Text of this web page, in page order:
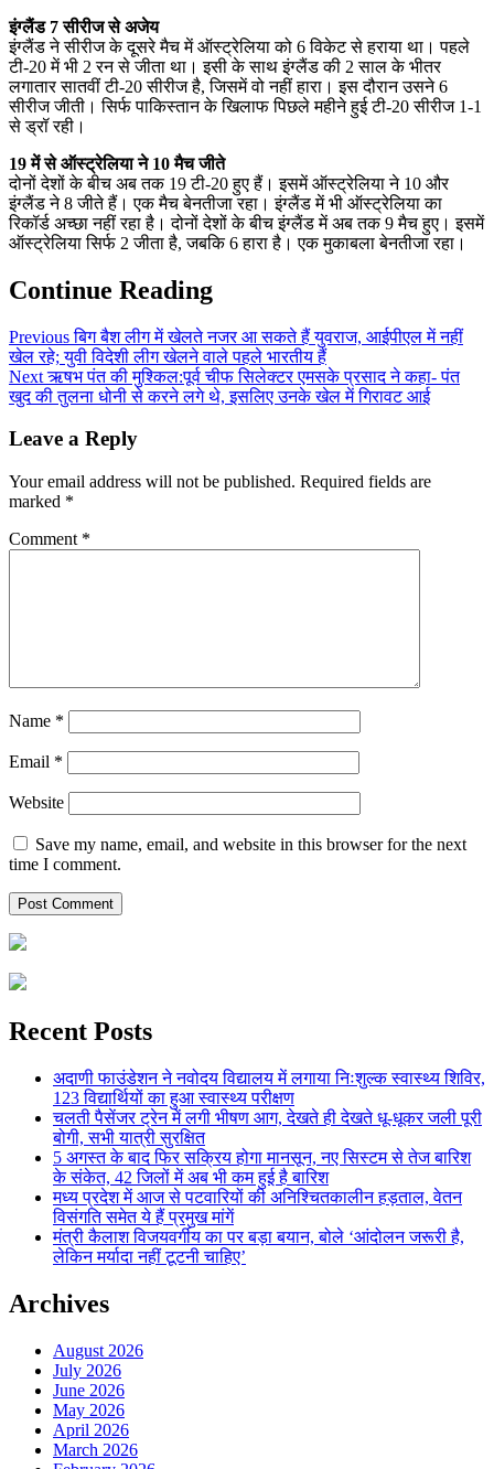
इंग्लैंड 7 सीरीज से अजेय
इंग्लैंड ने सीरीज के दूसरे मैच में ऑस्ट्रेलिया को 6 विकेट से हराया था। पहले
टी-20 में भी 2 रन से जीता था। इसी के साथ इंग्लैंड की 2 साल के भीतर
लगातार सातवीं टी-20 सीरीज है, जिसमें वो नहीं हारा। इस दौरान उसने 6
सीरीज जीती। सिर्फ पाकिस्तान के खिलाफ पिछले महीने हुई टी-20 सीरीज 1-1
से ड्रॉ रही।
19 में से ऑस्ट्रेलिया ने 10 मैच जीते
दोनों देशों के बीच अब तक 19 टी-20 हुए हैं। इसमें ऑस्ट्रेलिया ने 10 और
इंग्लैंड ने 8 जीते हैं। एक मैच बेनतीजा रहा। इंग्लैंड में भी ऑस्ट्रेलिया का
रिकॉर्ड अच्छा नहीं रहा है। दोनों देशों के बीच इंग्लैंड में अब तक 9 मैच हुए। इसमें
ऑस्ट्रेलिया सिर्फ 2 जीता है, जबकि 6 हारा है। एक मुकाबला बेनतीजा रहा।
Continue Reading
Previousबिग बैश लीग में खेलते नजर आ सकते हैं युवराज, आईपीएल में नहीं
खेल रहे; युवी विदेशी लीग खेलने वाले पहले भारतीय हैं
Nextऋषभ पंत की मुश्किल:पूर्व चीफ सिलेक्टर एमसके प्रसाद ने कहा- पंत
खुद की तुलना धोनी से करने लगे थे, इसलिए उनके खेल में गिरावट आई
Leave a Reply
Your email address will not be published. Required fields are
marked *
Comment *
Name *
Email *
Website
Save my name, email, and website in this browser for the next
time I comment.
Recent Posts
अदाणी फाउंडेशन ने नवोदय विद्यालय में लगाया निःशुल्क स्वास्थ्य शिविर,
123 विद्यार्थियों का हुआ स्वास्थ्य परीक्षण
चलती पैसेंजर ट्रेन में लगी भीषण आग, देखते ही देखते धू-धूकर जली पूरी
बोगी, सभी यात्री सुरक्षित
5 अगस्त के बाद फिर सक्रिय होगा मानसून, नए सिस्टम से तेज बारिश
के संकेत, 42 जिलों में अब भी कम हुई है बारिश
मध्य प्रदेश में आज से पटवारियों की अनिश्चितकालीन हड़ताल, वेतन
विसंगति समेत ये हैं प्रमुख मांगें
मंत्री कैलाश विजयवर्गीय का पर बड़ा बयान, बोले ‘आंदोलन जरूरी है,
लेकिन मर्यादा नहीं टूटनी चाहिए’
Archives
August 2026
July 2026
June 2026
May 2026
April 2026
March 2026